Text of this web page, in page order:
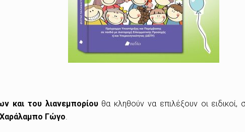
και του λιανεμπορίου θα κληθούν να επιλέξουν οι
Χαράλαμπο Γώγο.